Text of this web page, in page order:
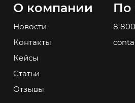
О компании
Новости
Контакты
Кейсы
Статьи
Отзывы
По
8